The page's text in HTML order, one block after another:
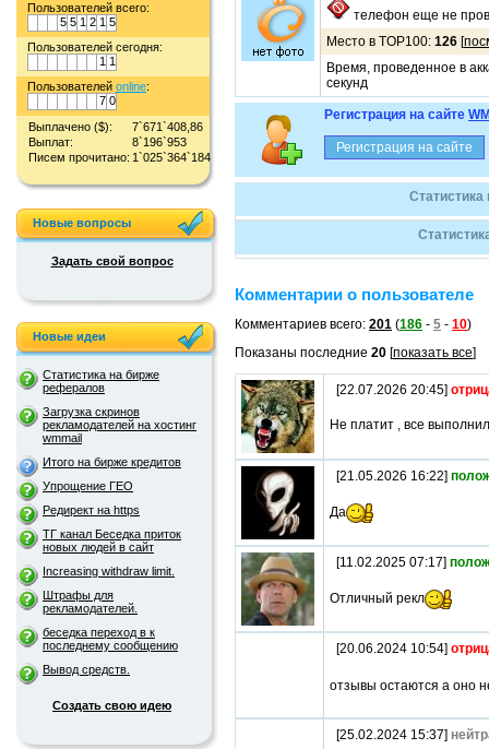
Пользователей всего:
5 5 1 2 1 5
Пользователей сегодня:
1 1
Пользователей online:
7 0
Выплачено ($):
7`671`408,86
Выплат:
8`196`953
Писем прочитано: 1`025`364`184
Новые вопросы
Задать свой вопрос
Новые идеи
Статистика на бирже
рефералов
Загрузка скринов
рекламодателей на хостинг
wmmail
Итого на бирже кредитов
Упрощение ГЕО
Редирект на https
ТГ канал Беседка приток
новых людей в сайт
Increasing withdraw limit.
Штрафы для
рекламодателей.
беседка переход в к
последнему сообщению
Вывод средств.
Создать свою идею
телефон еще не
Место в TOP100: 126 [
Время, проведенное в
секунд
Регистрация на сайте
Комментарии о пользователе
Комментариев всего: 201 (186 - 5 - 10)
Показаны последние 20 [показать все]
[22.07.2026 20:45]
Не платит , все
[21.05.2026 16:22]
Да
[11.02.2025 07:17]
Отличный рекл
[20.06.2024 10:54]
отзывы остаются а оно
[25.02.2024 15:37]